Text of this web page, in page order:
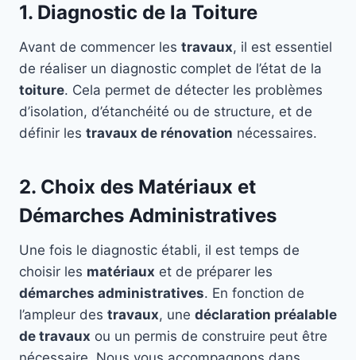
1. Diagnostic de la Toiture
Avant de commencer les travaux, il est essentiel
de réaliser un diagnostic complet de l’état de la
toiture. Cela permet de détecter les problèmes
d’isolation, d’étanchéité ou de structure, et de
définir les travaux de rénovation nécessaires.
2. Choix des Matériaux et
Démarches Administratives
Une fois le diagnostic établi, il est temps de
choisir les matériaux et de préparer les
démarches administratives. En fonction de
l’ampleur des travaux, une déclaration préalable
de travaux ou un permis de construire peut être